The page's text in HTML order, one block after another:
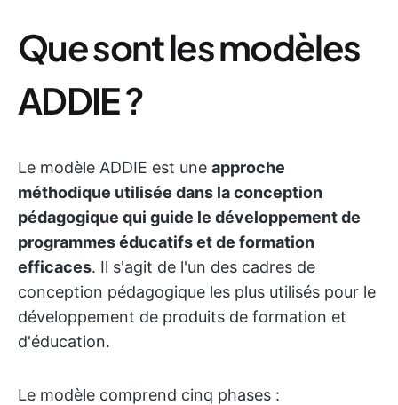
Que sont les modèles
ADDIE ?
Le modèle ADDIE est une approche
méthodique utilisée dans la conception
pédagogique qui guide le développement de
programmes éducatifs et de formation
efficaces. Il s'agit de l'un des cadres de
conception pédagogique les plus utilisés pour le
développement de produits de formation et
d'éducation.
Le modèle comprend cinq phases :